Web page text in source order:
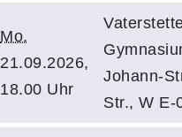
Mo.
21.09.2026,
18.00 Uhr
Johann-
Str., W E-